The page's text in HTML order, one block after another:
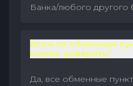
Банка/любого другого
Всем ли обменным
можно доверять?
Да, все обменные